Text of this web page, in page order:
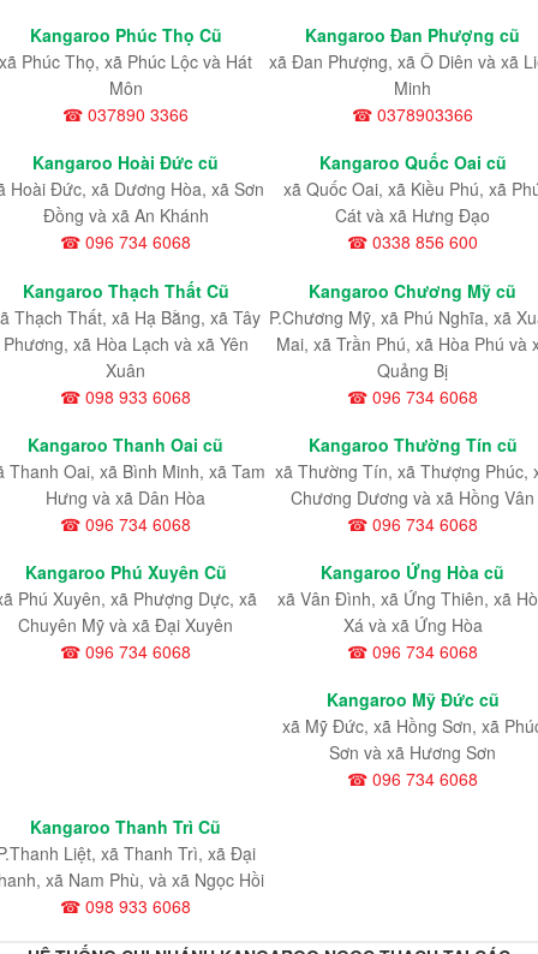
Kangaroo Phúc Thọ Cũ
xã Phúc Thọ, xã Phúc Lộc và Hát
Môn
☎ 037890 3366
Kangaroo Đan Phượng cũ
xã Đan Phượng, xã Ô Diên và xã
Minh
☎ 0378903366
Kangaroo Hoài Đức cũ
Hoài Đức, xã Dương Hòa, xã Sơn
Đồng và xã An Khánh
☎ 096 734 6068
Kangaroo Quốc Oai cũ
xã Quốc Oai, xã Kiều Phú, xã
Cát và xã Hưng Đạo
☎ 0338 856 600
Kangaroo Thạch Thất Cũ
Thạch Thất, xã Hạ Bằng, xã Tây
Phương, xã Hòa Lạch và xã Yên
Xuân
☎ 098 933 6068
Kangaroo Chương Mỹ cũ
P.Chương Mỹ, xã Phú Nghĩa, xã
Mai, xã Trần Phú, xã Hòa Phú và
Quảng Bị
☎ 096 734 6068
Kangaroo Thanh Oai cũ
Thanh Oai, xã Bình Minh, xã Tam
Hưng và xã Dân Hòa
☎ 096 734 6068
Kangaroo Thường Tín cũ
xã Thường Tín, xã Thượng Phúc,
Chương Dương và xã Hồng Vân
☎ 096 734 6068
Kangaroo Phú Xuyên Cũ
Phú Xuyên, xã Phượng Dực, xã
Chuyên Mỹ và xã Đại Xuyên
☎ 096 734 6068
Kangaroo Ứng Hòa cũ
xã Vân Đình, xã Ứng Thiên, xã
Xá và xã Ứng Hòa
☎ 096 734 6068
Kangaroo Mỹ Đức cũ
xã Mỹ Đức, xã Hồng Sơn, xã
Sơn và xã Hương Sơn
☎ 096 734 6068
Kangaroo Thanh Trì Cũ
Liệt, xã Thanh Trì, xã Đại
xã Nam Phù, và xã Ngọc Hồi
☎ 098 933 6068